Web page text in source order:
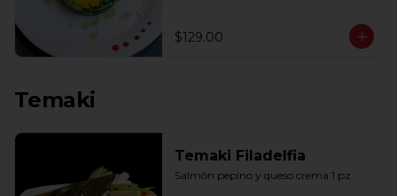
$129.00
Temaki
Temaki Filadelfia
Salmón pepino y queso crema 1 pz.